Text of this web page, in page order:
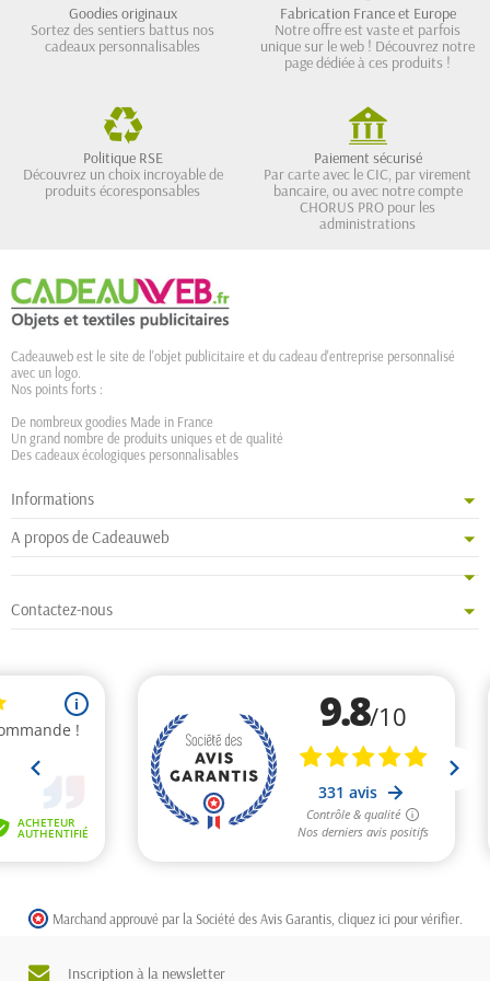
Goodies originaux
Sortez des sentiers battus nos
cadeaux personnalisables
Fabrication France et Europe
Notre offre est vaste et parfois
unique sur le web ! Découvrez notre
page dédiée à ces produits !
Politique RSE
Découvrez un choix incroyable de
produits écoresponsables
Paiement sécurisé
Par carte avec le CIC, par virement
bancaire, ou avec notre compte
CHORUS PRO pour les
administrations
Cadeauweb est le site de l'objet publicitaire et du cadeau d'entreprise personnalisé
avec un logo.
Nos points forts :
De nombreux goodies Made in France
Un grand nombre de produits uniques et de qualité
Des cadeaux écologiques personnalisables
Informations
A propos de Cadeauweb
Contactez-nous
Marchand approuvé par la Société des Avis Garantis, cliquez ici pour vérifier
Inscription à la newsletter